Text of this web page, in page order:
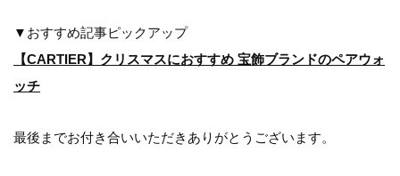
▼おすすめ記事ピックアップ
【CARTIER】クリスマスにおすすめ 宝飾ブランドのペアウォ
ッチ
最後までお付き合いいただきありがとうございます。